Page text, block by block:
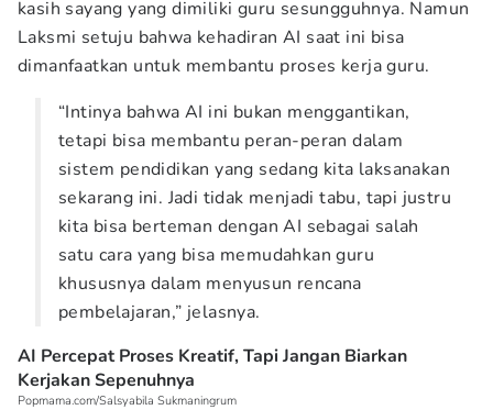
kasih sayang yang dimiliki guru sesungguhnya. Namun
Laksmi setuju bahwa kehadiran AI saat ini bisa
dimanfaatkan untuk membantu proses kerja guru.
“Intinya bahwa AI ini bukan menggantikan,
tetapi bisa membantu peran-peran dalam
sistem pendidikan yang sedang kita laksanakan
sekarang ini. Jadi tidak menjadi tabu, tapi justru
kita bisa berteman dengan AI sebagai salah
satu cara yang bisa memudahkan guru
khususnya dalam menyusun rencana
pembelajaran,” jelasnya.
AI Percepat Proses Kreatif, Tapi Jangan Biarkan
Kerjakan Sepenuhnya
Popmama.com/Salsyabila Sukmaningrum